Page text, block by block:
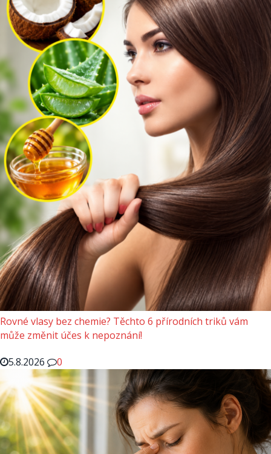
Rovné vlasy bez chemie? Těchto 6 přírodních triků vám
může změnit účes k nepoznání!
5.8.2026
0